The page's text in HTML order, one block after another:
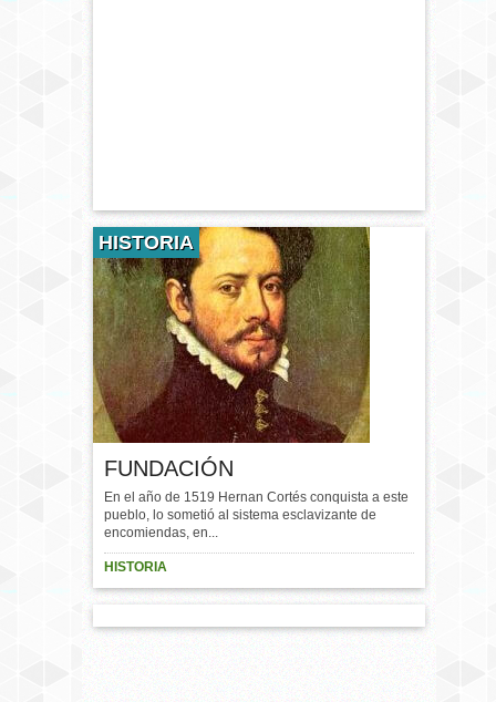
HISTORIA
FUNDACIÓN
En el año de 1519 Hernan Cortés conquista a este
pueblo, lo sometió al sistema esclavizante de
encomiendas, en...
HISTORIA